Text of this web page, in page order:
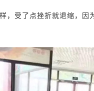
受了点挫折就退缩，